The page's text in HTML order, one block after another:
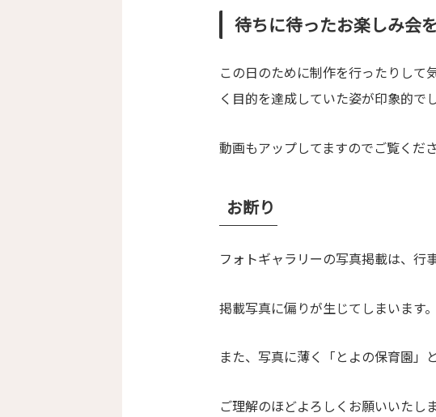
待ちに待ったお楽しみ会
この日のために制作を行ったりして
く目的を達成していた姿が印象的でし
動画もアップしてますのでご覧くだ
お断り
フォトギャラリーの写真掲載は、行
掲載写真に偏りが生じてしまいます。
また、写真に薄く「とよの保育園」
ご理解のほどよろしくお願いいたしま